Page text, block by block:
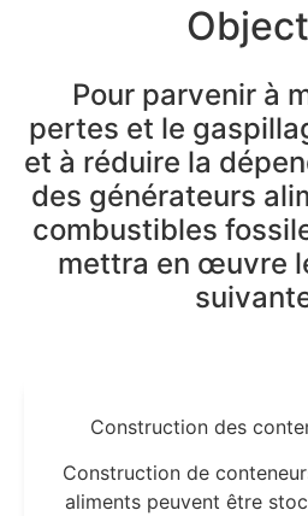
Pour parvenir à
pertes et le
et à réduire la
des générateurs
combustibles
mettra en œuvre
Construction des
Construction de
aliments peuvent être